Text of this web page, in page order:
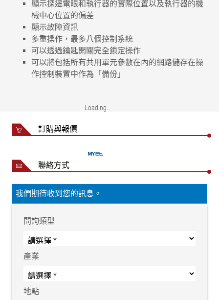
顯示探邊電眼和執行器的實際位置以及執行器的機
械中心位置的偏差
顯示故障資訊
多重操作，最多八個控制系統
可以透過鑰匙開關完全鎖定操作
可以將包括所有共用單元參數在內的網路儲存在操
作控制裝置中作為「備份」
環境溫度
+10 至 +50 °C
平
序列介面（CAN 匯流排）傳
輸速率
尺寸
為安裝套件預留的開口
安裝套件防護等級（在已安
裝狀態下）
配備現場安裝外殼時的防護
等級
DO 2000 重量
Loading
訂購與報價
聯絡方式
我們期待收到您的訊息。
問詢類型
產業
地點